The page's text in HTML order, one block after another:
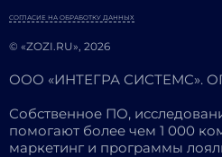
© «ZOZI.RU», 2026
СОГЛАСИЕ НА ОБРАБОТКУ ДАННЫХ
ООО «ИНТЕГРА СИСТЕМС».
Собственное ПО,
помогают более чем 1 000
маркетинг и программы